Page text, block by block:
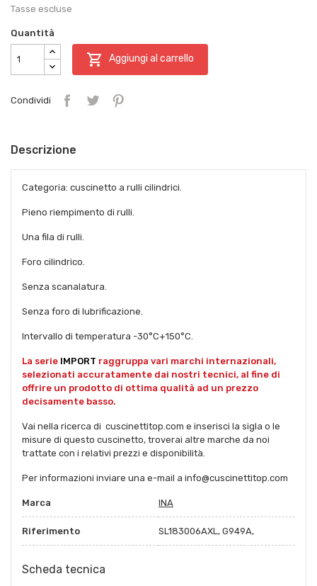
Tasse escluse
Quantità
 Aggiungi al carrello
Condividi
Descrizione
Categoria: cuscinetto a rulli cilindrici.
Pieno riempimento di rulli.
Una fila di rulli.
Foro cilindrico.
Senza scanalatura.
Senza foro di lubrificazione.
Intervallo di temperatura -30°C+150°C.
La serie IMPORT raggruppa vari marchi internazionali,
selezionati accuratamente dai nostri tecnici, al fine di
offrire un prodotto di ottima qualità ad un prezzo
decisamente basso.
Vai nella ricerca di cuscinettitop.com e inserisci la sigla o le
misure di questo cuscinetto, troverai altre marche da noi
trattate con i relativi prezzi e disponibilità.
Per informazioni inviare una e-mail a info@cuscinettitop.com
Marca INA
Riferimento SL183006AXL, G949A,
Scheda tecnica